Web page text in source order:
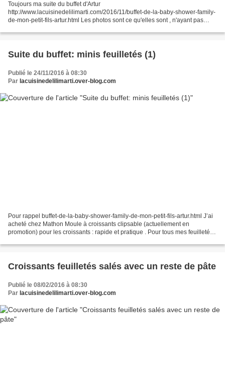
Toujours ma suite du buffet d'Artur
http://www.lacuisinedelilimarti.com/2016/11/buffet-de-la-baby-shower-family-
de-mon-petit-fils-artur.html Les photos sont ce qu'elles sont , n'ayant pas
Suite du buffet: minis feuilletés (1)
Publié le 24/11/2016 à 08:30
Par lacuisinedelilimarti.over-blog.com
Pour rappel buffet-de-la-baby-shower-family-de-mon-petit-fils-artur.html J’ai
acheté chez Mathon Moule à croissants clipsable (actuellement en
promotion) pour les croissants : rapide et pratique . Pour tous mes feuilletés
Croissants feuilletés salés avec un reste de pâte
Publié le 08/02/2016 à 08:30
Par lacuisinedelilimarti.over-blog.com